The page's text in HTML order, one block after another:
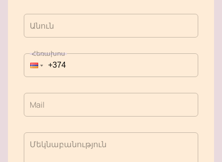
Անուն
Հեռախոս
Mail
Մեկնաբանություն